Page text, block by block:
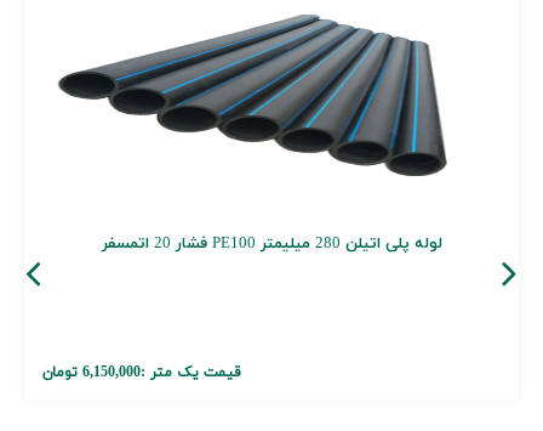
لوله پلی اتیلن 280 میلیمتر PE100 فشار 20 اتمسفر
قیمت یک متر :6,150,000 تومان